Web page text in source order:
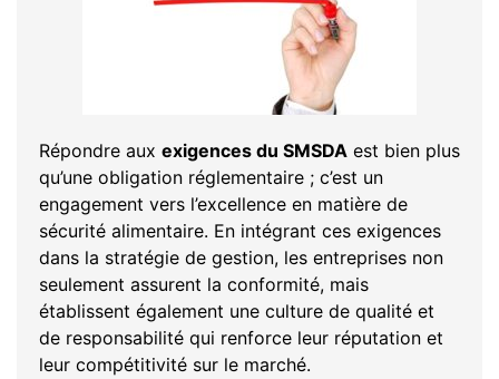
Répondre aux exigences du SMSDA est bien plus
qu’une obligation réglementaire ; c’est un
engagement vers l’excellence en matière de
sécurité alimentaire. En intégrant ces exigences
dans la stratégie de gestion, les entreprises non
seulement assurent la conformité, mais
établissent également une culture de qualité et
de responsabilité qui renforce leur réputation et
leur compétitivité sur le marché.